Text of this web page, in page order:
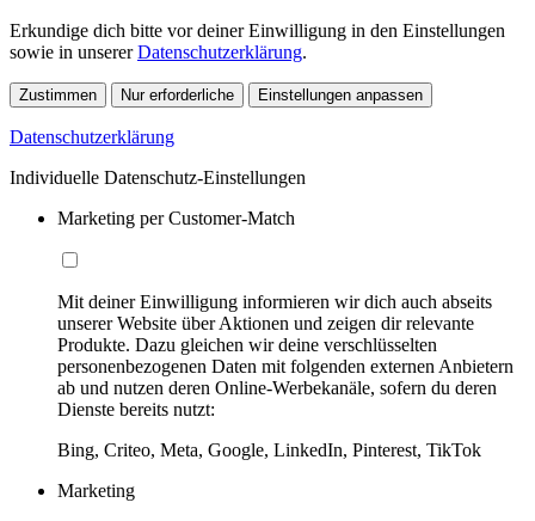
Erkundige dich bitte vor deiner Einwilligung in den Einstellungen
sowie in unsererDatenschutzerklärung.
Zustimmen Nur erforderliche Einstellungen anpassen
Datenschutzerklärung
Individuelle Datenschutz-Einstellungen
Marketing per Customer-Match
Mit deiner Einwilligung informieren wir dich auch abseits
unserer Website über Aktionen und zeigen dir relevante
Produkte. Dazu gleichen wir deine verschlüsselten
personenbezogenen Daten mit folgenden externen Anbietern
ab und nutzen deren Online-Werbekanäle, sofern du deren
Dienste bereits nutzt:
Bing, Criteo, Meta, Google, LinkedIn, Pinterest, TikTok
Marketing